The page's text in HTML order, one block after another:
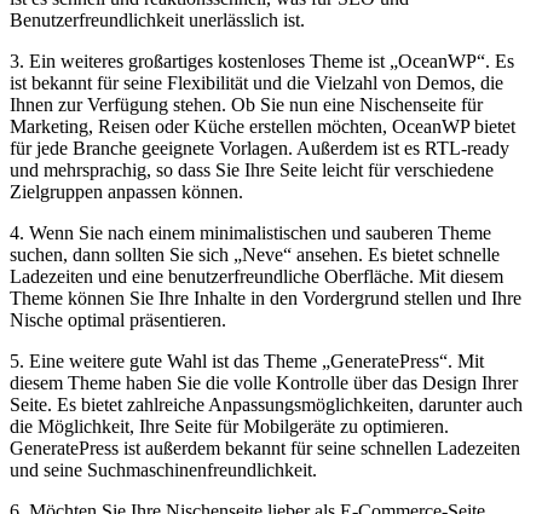
Benutzerfreundlichkeit unerlässlich ist.
3. Ein weiteres großartiges ⁢kostenloses Theme ist „OceanWP“. Es
ist bekannt ⁢für‍ seine Flexibilität und⁣ die Vielzahl von Demos, die
Ihnen zur Verfügung stehen. ⁢Ob Sie nun eine Nischenseite für
Marketing, Reisen oder Küche erstellen möchten, ‍OceanWP ⁤bietet
für jede Branche geeignete Vorlagen. Außerdem⁤ ist es RTL-ready
und ​mehrsprachig, so dass Sie Ihre Seite leicht für verschiedene
Zielgruppen anpassen können.
4.​ Wenn Sie nach einem‌ minimalistischen und sauberen Theme
suchen, dann sollten Sie sich „Neve“ ansehen. Es bietet schnelle
Ladezeiten und eine benutzerfreundliche Oberfläche. Mit diesem
Theme können Sie ⁤Ihre Inhalte in ‍den Vordergrund stellen und Ihre
Nische optimal präsentieren.
5. Eine weitere gute Wahl ist das Theme „GeneratePress“. Mit
diesem Theme haben⁢ Sie‌ die volle Kontrolle über das Design Ihrer
Seite. Es bietet ‍zahlreiche Anpassungsmöglichkeiten,⁣ darunter auch
die Möglichkeit, Ihre Seite⁢ für Mobilgeräte zu ⁣optimieren.⁣
GeneratePress ist außerdem​ bekannt für seine ‍schnellen Ladezeiten
und ‍seine⁢ Suchmaschinenfreundlichkeit.